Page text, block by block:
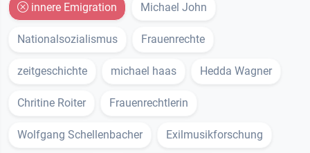
innere Emigration Michael John
Nationalsozialismus Frauenrechte
zeitgeschichte michael haas Hedda Wagner
Chritine Roiter Frauenrechtlerin
Wolfgang Schellenbacher Exilmusikforschung